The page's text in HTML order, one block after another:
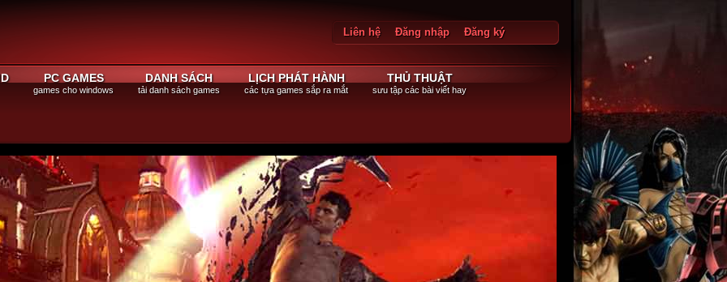
Liên hệ Đăng nhập
Đăng ký
PC GAMES
games cho windows
DANH SÁCH
tải danh sách games
LỊCH PHÁT HÀNH
các tựa games sắp ra mắt
THỦ THUẬT
sưu tập các bài viết hay